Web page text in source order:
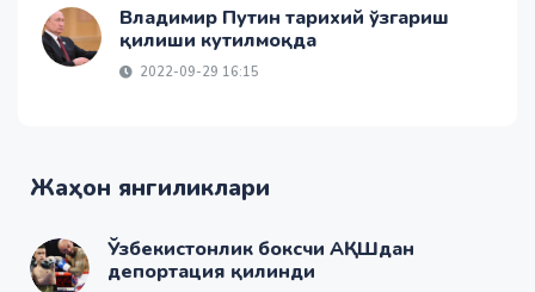
Владимир Путин тарихий ўзгариш
қилиши кутилмоқда
2022-09-29 16:15
Жаҳон янгиликлари
Ўзбекистонлик боксчи АҚШдан
депортация қилинди